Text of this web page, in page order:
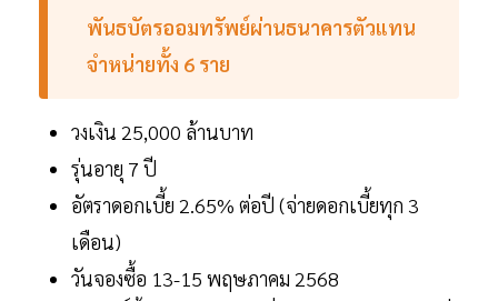
พันธบัตรออมทรัพย์ผ่านธนาคารตัวแทน
จำหน่ายทั้ง 6 ราย
วงเงิน 25,000 ล้านบาท
รุ่นอายุ 7 ปี
อัตราดอกเบี้ย 2.65% ต่อปี (จ่ายดอกเบี้ยทุก 3
เดือน)
วันจองซื้อ 13-15 พฤษภาคม 2568